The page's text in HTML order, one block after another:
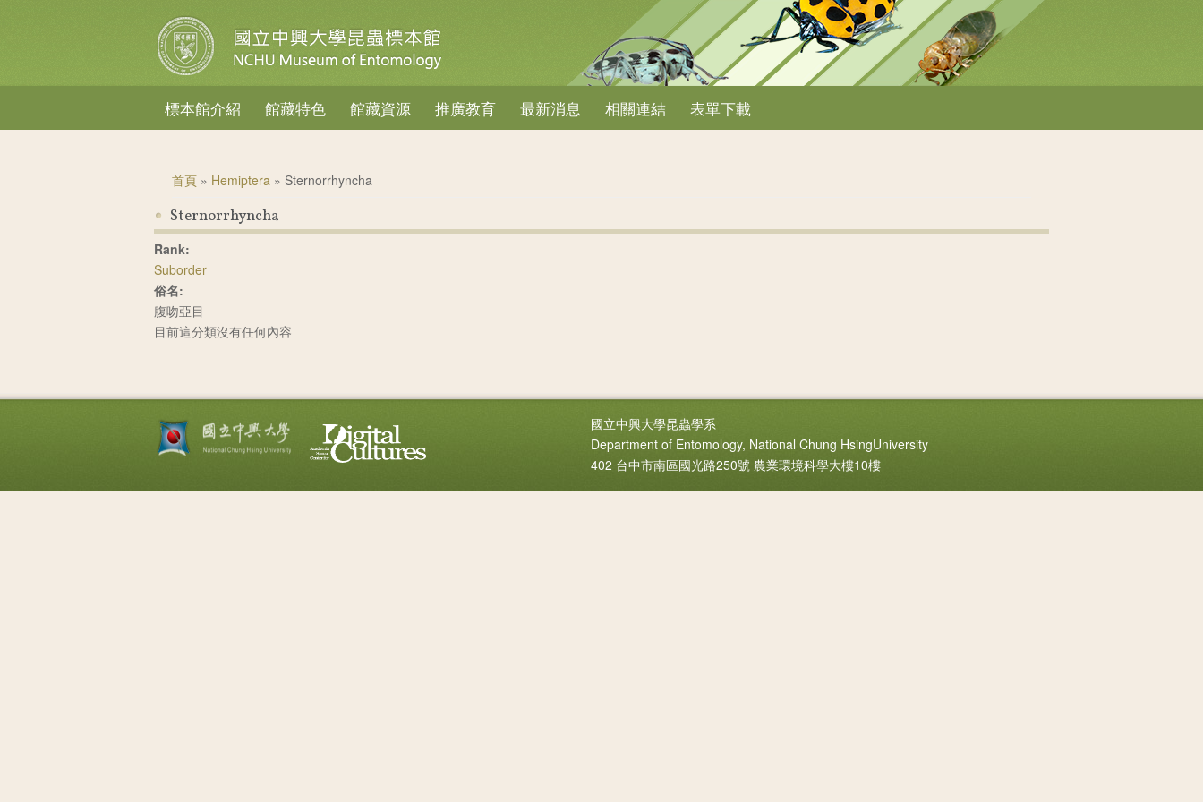
標本館介紹 館藏特色 館藏資源 推廣教育 最新消息 相關連結 表單下載
首頁 » Hemiptera » Sternorrhyncha
Sternorrhyncha
Rank:
Suborder
俗名:
腹吻亞目
目前這分類沒有任何內容
國立中興大學昆蟲學系
Department of Entomology, National Chung HsingUniversity
402 台中市南區國光路250號 農業環境科學大樓10樓